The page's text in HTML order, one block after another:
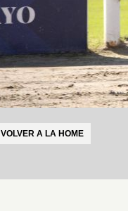
VOLVER A LA HOME